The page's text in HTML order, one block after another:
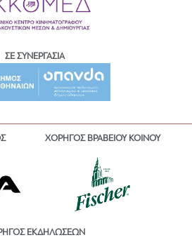
ΣΕ ΣΥΝΕΡΓΑΣΙΑ
ΧΟΡΗΓΟΣ ΒΡΑΒΕΙΟΥ ΚΟΙΝΟΥ
ΕΚΔΗΛΩΣΕΩΝ